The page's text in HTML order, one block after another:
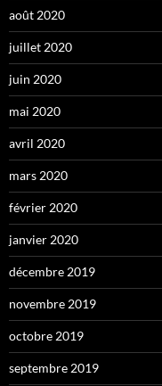
août 2020
juillet 2020
juin 2020
mai 2020
avril 2020
mars 2020
février 2020
janvier 2020
décembre 2019
novembre 2019
octobre 2019
septembre 2019